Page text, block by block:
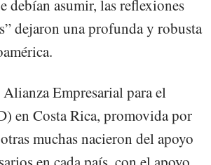
debían asumir, las reflexiones
dejaron una profunda y robusta
Empresarial para el
en Costa Rica, promovida por
muchas nacieron del apoyo